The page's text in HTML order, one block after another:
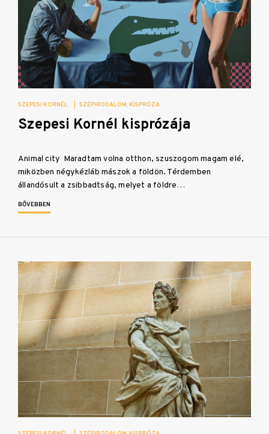
SZEPESI KORNÉL SZÉPIRODALOM KISPRÓZA
Szepesi Kornél kisprózája
Animal city Maradtam volna otthon, szuszogom magam elé,
miközben négykézláb mászok a földön. Térdemben
állandósult a zsibbadtság, melyet a földre…
BŐVEBBEN